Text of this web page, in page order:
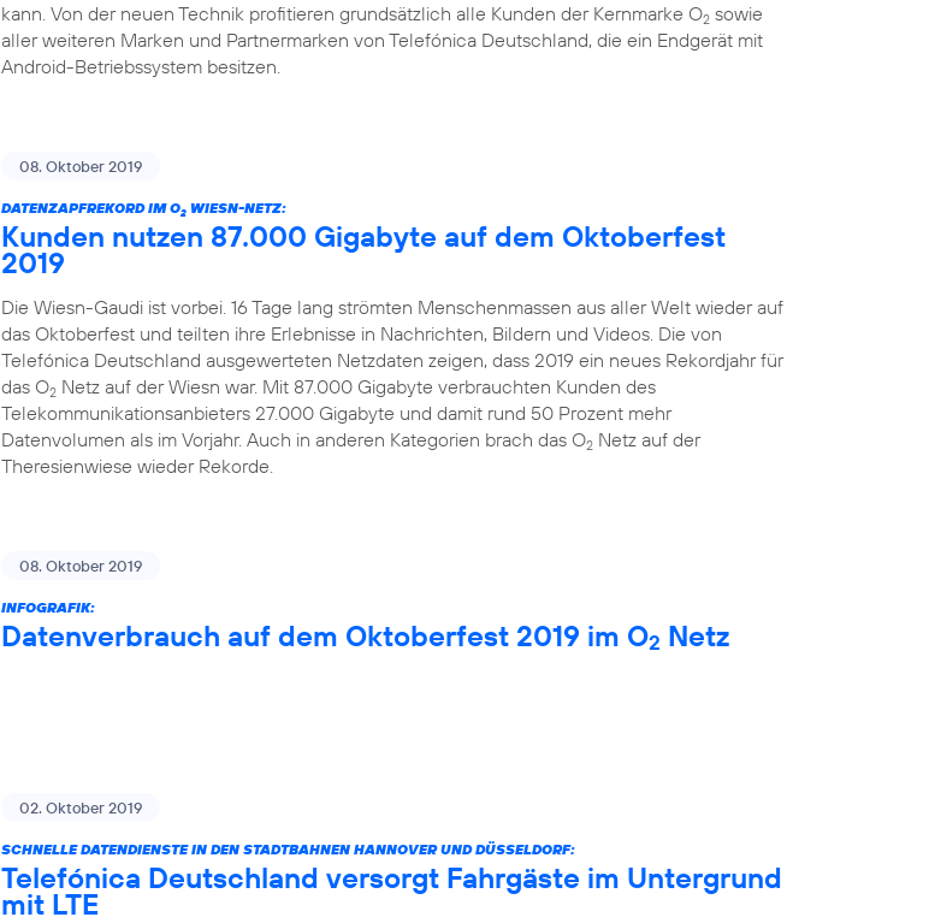
kann. Von der neuen Technik profitieren grundsätzlich alle Kunden der Kernmarke O2 sowie
aller weiteren Marken und Partnermarken von Telefónica Deutschland, die ein Endgerät mit
Android-Betriebssystem besitzen.
08. Oktober 2019
DATENZAPFREKORD IM O2 WIESN-NETZ:
Kunden nutzen 87.000 Gigabyte auf dem Oktoberfest
2019
Die Wiesn-Gaudi ist vorbei. 16 Tage lang strömten Menschenmassen aus aller Welt wieder auf
das Oktoberfest und teilten ihre Erlebnisse in Nachrichten, Bildern und Videos. Die von
Telefónica Deutschland ausgewerteten Netzdaten zeigen, dass 2019 ein neues Rekordjahr für
das O2 Netz auf der Wiesn war. Mit 87.000 Gigabyte verbrauchten Kunden des
Telekommunikationsanbieters 27.000 Gigabyte und damit rund 50 Prozent mehr
Datenvolumen als im Vorjahr. Auch in anderen Kategorien brach das O2 Netz auf der
Theresienwiese wieder Rekorde.
08. Oktober 2019
INFOGRAFIK:
Datenverbrauch auf dem Oktoberfest 2019 im O2 Netz
02. Oktober 2019
SCHNELLE DATENDIENSTE IN DEN STADTBAHNEN HANNOVER UND DÜSSELDORF:
Telefónica Deutschland versorgt Fahrgäste im Untergrund
mit LTE